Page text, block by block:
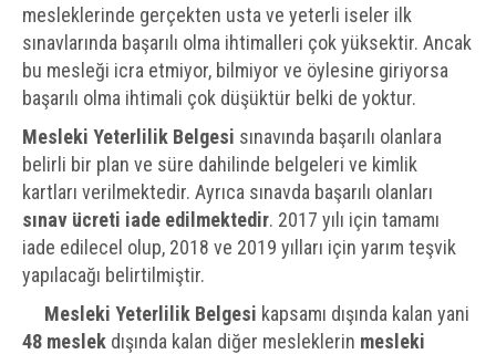
mesleklerinde gerçekten usta ve yeterli iseler ilk
sınavlarında başarılı olma ihtimalleri çok yüksektir. Ancak
bu mesleği icra etmiyor, bilmiyor ve öylesine giriyorsa
başarılı olma ihtimali çok düşüktür belki de yoktur.
Mesleki Yeterlilik Belgesi sınavında başarılı olanlara
belirli bir plan ve süre dahilinde belgeleri ve kimlik
kartları verilmektedir. Ayrıca sınavda başarılı olanları
sınav ücreti iade edilmektedir. 2017 yılı için tamamı
iade edilecel olup, 2018 ve 2019 yılları için yarım teşvik
yapılacağı belirtilmiştir.
Mesleki Yeterlilik Belgesi kapsamı dışında kalan yani
48 meslek dışında kalan diğer mesleklerin mesleki